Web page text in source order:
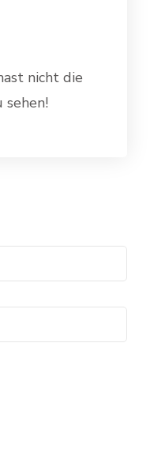
nicht die
sehen!